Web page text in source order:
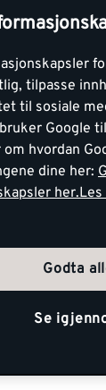
tilpasse
til sosiale
Google
om hvordan
dine her:
her.
Godta
Se